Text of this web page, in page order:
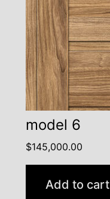
model 6
$145,000.00
Add to cart